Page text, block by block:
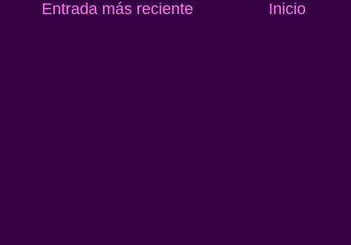
Entrada más reciente Inicio